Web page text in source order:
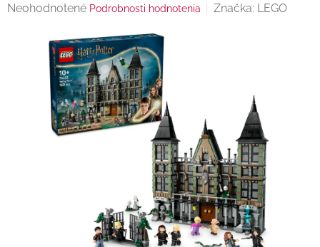
Priemerné
produktu
hviezdičiek.
Neohodnotené Podrobnosti hodnotenia Značka: LEGO